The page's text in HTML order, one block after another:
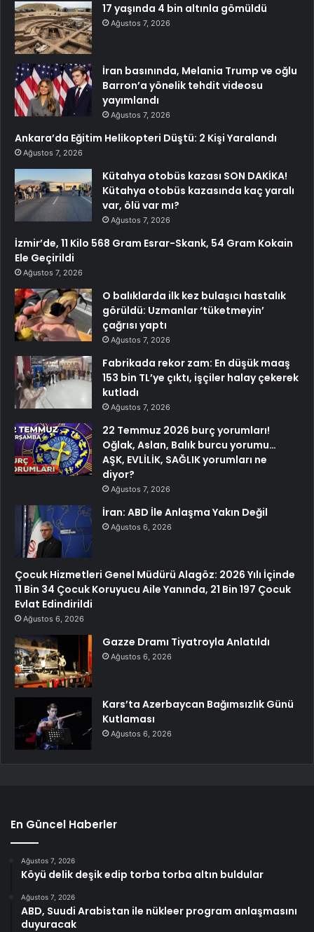
17 yaşında 4 bin altınla gömüldü
Ağustos 7, 2026
İran basınında, Melania Trump ve oğlu
Barron’a yönelik tehdit videosu
yayımlandı
Ağustos 7, 2026
Ankara’da Eğitim Helikopteri Düştü: 2 Kişi Yaralandı
Ağustos 7, 2026
Kütahya otobüs kazası SON DAKİKA!
Kütahya otobüs kazasında kaç yaralı
var, ölü var mı?
Ağustos 7, 2026
İzmir’de, 11 Kilo 568 Gram Esrar-Skank, 54 Gram Kokain
Ele Geçirildi
Ağustos 7, 2026
O balıklarda ilk kez bulaşıcı hastalık
görüldü: Uzmanlar ‘tüketmeyin’
çağrısı yaptı
Ağustos 7, 2026
Fabrikada rekor zam: En düşük maaş
153 bin TL’ye çıktı, işçiler halay çekerek
kutladı
Ağustos 7, 2026
22 Temmuz 2026 burç yorumları!
Oğlak, Aslan, Balık burcu yorumu…
AŞK, EVLİLİK, SAĞLIK yorumları ne
diyor?
Ağustos 7, 2026
İran: ABD İle Anlaşma Yakın Değil
Ağustos 6, 2026
Çocuk Hizmetleri Genel Müdürü Alagöz: 2026 Yılı İçinde
11 Bin 34 Çocuk Koruyucu Aile Yanında, 21 Bin 197 Çocuk
Evlat Edindirildi
Ağustos 6, 2026
Gazze Dramı Tiyatroyla Anlatıldı
Ağustos 6, 2026
Kars’ta Azerbaycan Bağımsızlık Günü
Kutlaması
Ağustos 6, 2026
En Güncel Haberler
Ağustos 7, 2026
Köyü delik deşik edip torba torba altın buldular
Ağustos 7, 2026
ABD, Suudi Arabistan ile nükleer program anlaşmasını
duyuracak